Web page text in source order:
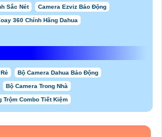
Sắc Nét Camera Ezviz Báo Động
360 Chính Hãng Dahua
Bộ Camera Dahua Báo Động
Bộ Camera Trong Nhà
Trộm Combo Tiết Kiệm